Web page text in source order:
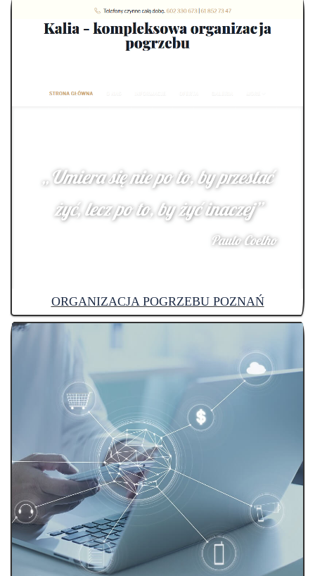
ORGANIZACJA POGRZEBU POZNAŃ